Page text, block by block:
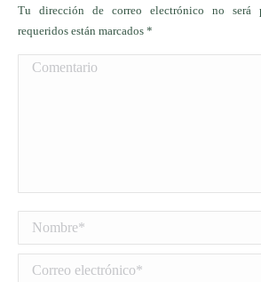
Tu dirección de correo electrónico no será
requeridos están marcados *
Comentario
Correo electrónico *